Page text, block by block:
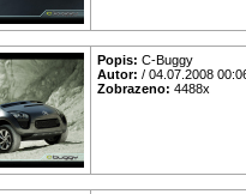
Popis: C-Buggy
Autor: / 04.07.2008
Zobrazeno: 4488x